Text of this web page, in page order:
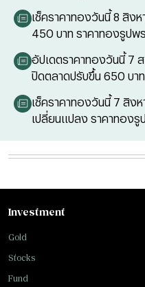
เช็คราคาทองวันนี้ 8 สิง
450 บาท ราคาทองรูปพ
อัปเดตราคาทองวันนี้ 7
ปิดตลาดปรับขึ้น 650 บาท
เช็คราคาทองวันนี้ 7 สิง
เปลี่ยนแปลง ราคาทอง
Investment
Gold
Stocks
Fund